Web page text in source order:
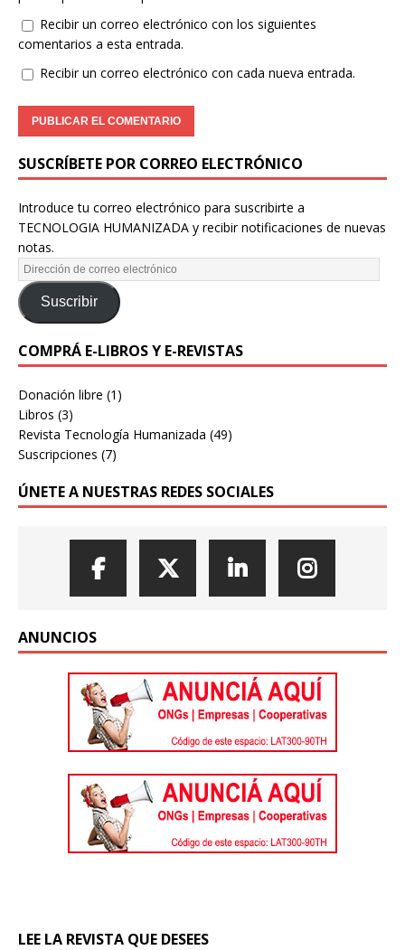
Recibir un correo electrónico con los siguientes
comentarios a esta entrada.
Recibir un correo electrónico con cada nueva entrada.
SUSCRÍBETE POR CORREO ELECTRÓNICO
Introduce tu correo electrónico para suscribirte a
TECNOLOGIA HUMANIZADA y recibir notificaciones de nuevas
notas.
Suscribir
COMPRÁ E-LIBROS Y E-REVISTAS
Donación libre (1)
Libros (3)
Revista Tecnología Humanizada (49)
Suscripciones (7)
ÚNETE A NUESTRAS REDES SOCIALES
ANUNCIOS
LEE LA REVISTA QUE DESEES